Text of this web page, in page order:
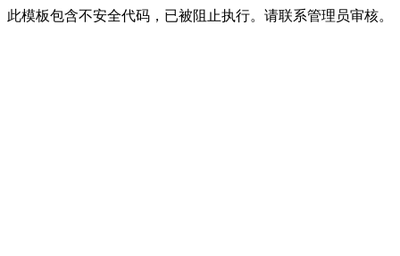
此模板包含不安全代码，已被阻止执行。请联系管理员审核。